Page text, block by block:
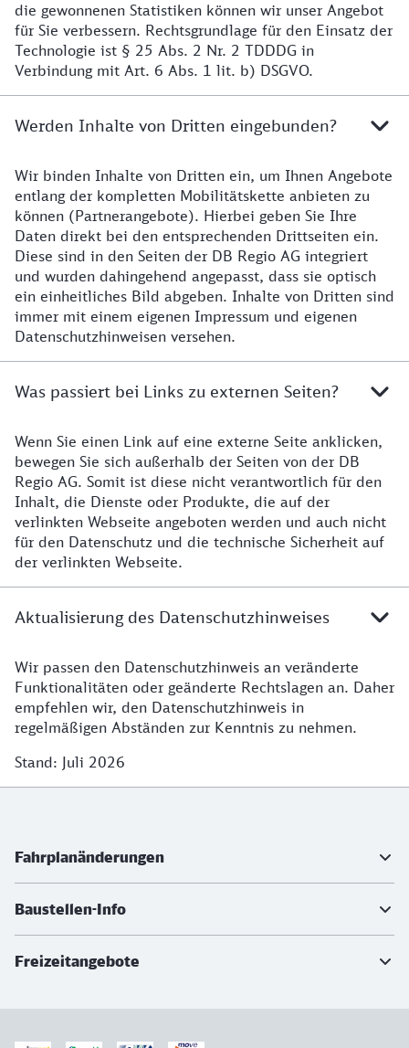
die gewonnenen Statistiken können wir unser Angebot
für Sie verbessern. Rechtsgrundlage für den Einsatz der
Technologie ist § 25 Abs. 2 Nr. 2 TDDDG in
Verbindung mit Art. 6 Abs. 1 lit. b) DSGVO.
Werden Inhalte von Dritten eingebunden?
Wir binden Inhalte von Dritten ein, um Ihnen Angebote
entlang der kompletten Mobilitätskette anbieten zu
können (Partnerangebote). Hierbei geben Sie Ihre
Daten direkt bei den entsprechenden Drittseiten ein.
Diese sind in den Seiten der DB Regio AG integriert
und wurden dahingehend angepasst, dass sie optisch
ein einheitliches Bild abgeben. Inhalte von Dritten sind
immer mit einem eigenen Impressum und eigenen
Datenschutzhinweisen versehen.
Was passiert bei Links zu externen Seiten?
Wenn Sie einen Link auf eine externe Seite anklicken,
bewegen Sie sich außerhalb der Seiten von der DB
Regio AG. Somit ist diese nicht verantwortlich für den
Inhalt, die Dienste oder Produkte, die auf der
verlinkten Webseite angeboten werden und auch nicht
für den Datenschutz und die technische Sicherheit auf
der verlinkten Webseite.
Aktualisierung des Datenschutzhinweises
Wir passen den Datenschutzhinweis an veränderte
Funktionalitäten oder geänderte Rechtslagen an. Daher
empfehlen wir, den Datenschutzhinweis in
regelmäßigen Abständen zur Kenntnis zu nehmen.
Stand: Juli 2026
Fahrplanänderungen
Baustellen-Info
Freizeitangebote